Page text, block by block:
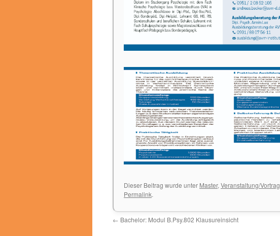
Dieser Beitrag wurde unter Master, Veranstaltung/Vortrag
Permalink.
← Bachelor: Modul B.Psy.802 Klausureinsicht